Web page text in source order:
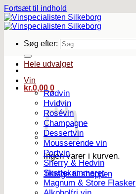
Fortsæt til indhold
Søg efter:
kr.0,00 0
Ingen varer i kurven.
Tilbage til shoppen
Hele udvalget
Vin
Rødvin
Hvidvin
Rosévin
Champagne
Dessertvin
Mousserende vin
Portvin
Sherry & Hedvin
Skattekammeret
Magnum & Store Flasker